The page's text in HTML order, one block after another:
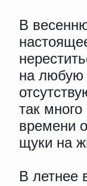
В
на любую
так
времени
щуки на
В летнее